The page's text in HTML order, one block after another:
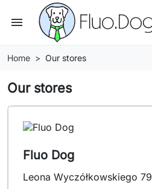
menu
Home Our stores
Our stores
Fluo Dog
Leona Wyczółkowskiego 79